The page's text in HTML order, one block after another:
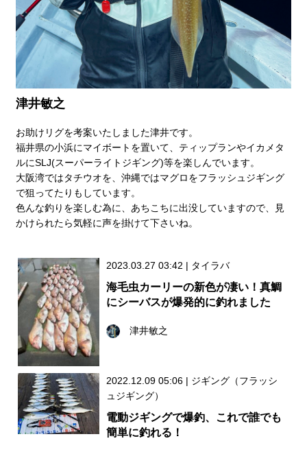
津井敏之
お助けリグを考案いたしました津井です。
福井県の小浜にマイボートを置いて、ティップランやイカメタ
ルにSLJ(スーパーライトジギング)等を楽しんでいます。
大阪湾ではタチウオを、沖縄ではマグロをフラッシュジギング
で狙ってたりもしています。
色んな釣りを楽しむ為に、あちこちに出没していますので、見
かけられたら気軽に声を掛けて下さいね。
2023.03.27 03:42 | タイラバ
海毛虫カーリーの新色が凄い！真鯛
にシーバスが爆発的に釣れました
津井敏之
2022.12.09 05:06 | ジギング（フラッシ
ュジギング）
電動ジギングで爆釣、これで誰でも
簡単に釣れる！